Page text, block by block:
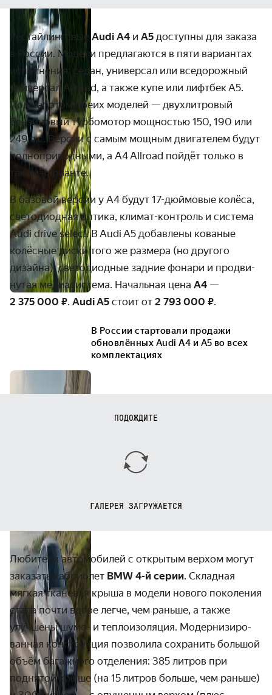
Рестайлинговые Audi A4 и A5 доступны для заказа
в России. Модели пред­лагаются в пяти вариантах
испол­нения: седан, универсал или вседорожный
универсал Allroad, а также купе или лифтбек A5.
Под капотом обеих моделей — двух­литровый
бензиновый турбо­мотор мощностью 150, 190 или
249 л.с. Версии с самым мощным двигателем будут
полно­приводными, а A4 Allroad пойдёт только в
таком варианте.
В базовой версии у A4 будут 17-дюймо­­вые колёса,
свето­­диодная оптика, климат-контроль и система
Audi drive select. В Audi A5 добавлены кованые
колёсные диски того же размера (но другого
дизайна), свето­­диодные задние фонари и продви­
нутая медиа­­система. Начальная цена A4 —
2 375 000 ₽. Audi A5 стоит от 2 793 000 ₽.
В России стартовали продажи
обновлённых Audi A4 и A5 во всех
комплектациях
ПОДОЖДИТЕ
ГАЛЕРЕЯ ЗАГРУЖАЕТСЯ
Любители автомобилей с открытым верхом могут
заказать кабри­олет BMW 4-й серии. Складная
мягкая тканевая крыша в модели нового поколения
стала почти вдвое легче, чем раньше, а также
улучшены шумо- и тепло­изоляция. Модерни­зиро­
ванная конструкция позволила сохранить большой
объём багажного отделения: 385 литров при
поднятой крыше (на 15 литров больше, чем раньше)